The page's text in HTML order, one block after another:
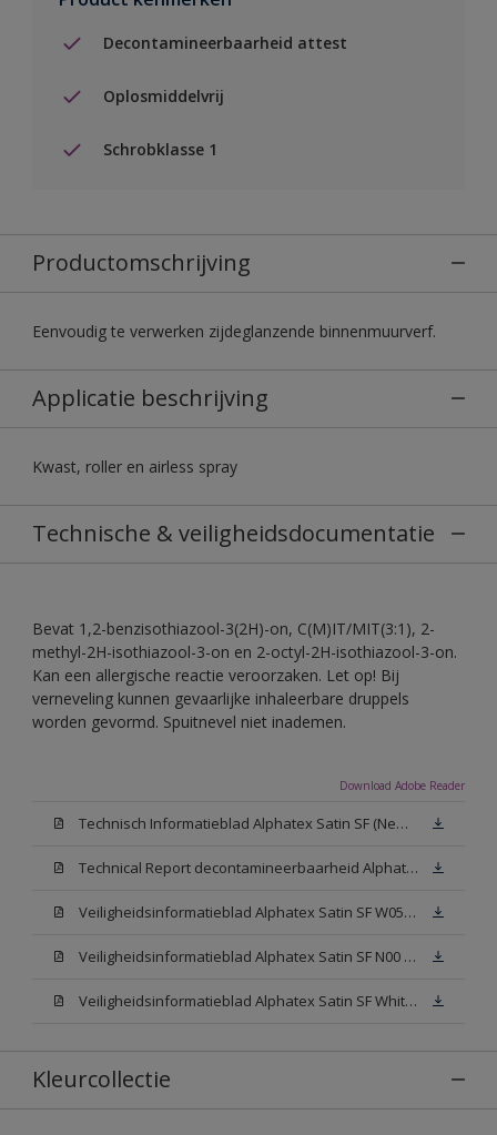
Decontamineerbaarheid attest
Oplosmiddelvrij
Schrobklasse 1
Productomschrijving
Eenvoudig te verwerken zijdeglanzende binnenmuurverf.
Applicatie beschrijving
Kwast, roller en airless spray
Technische & veiligheidsdocumentatie
Bevat 1,2-benzisothiazool-3(2H)-on, C(M)IT/MIT(3:1), 2-
methyl-2H-isothiazool-3-on en 2-octyl-2H-isothiazool-3-on.
Kan een allergische reactie veroorzaken. Let op! Bij
verneveling kunnen gevaarlijke inhaleerbare druppels
worden gevormd. Spuitnevel niet inademen.
Download Adobe Reader
Technisch Informatieblad Alphatex Satin SF (New Livery) (PDF)
Technical Report decontamineerbaarheid Alphatex Satin SF
Veiligheidsinformatieblad Alphatex Satin SF W05 (MSDS)
Veiligheidsinformatieblad Alphatex Satin SF N00 (MSDS)
Veiligheidsinformatieblad Alphatex Satin SF White (MSDS)
Kleurcollectie